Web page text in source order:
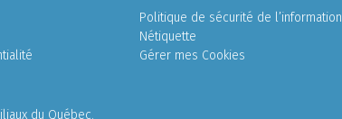
Politique de sécurité de l’information
Nétiquette
Gérer mes Cookies
du Québec.